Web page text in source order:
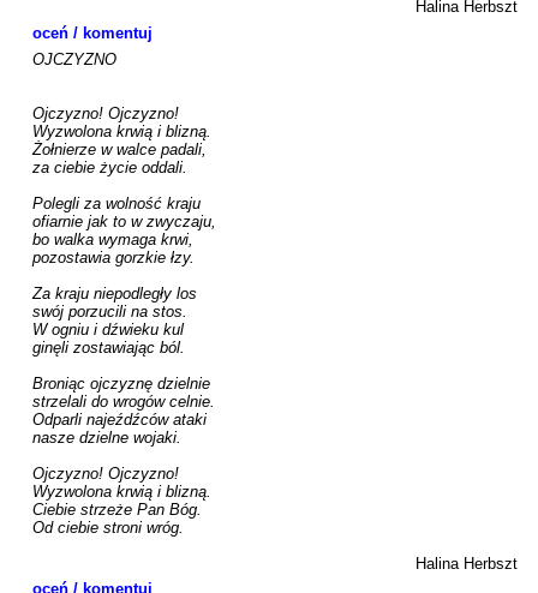
Halina Herbszt
oceń / komentuj
OJCZYZNO
Ojczyzno! Ojczyzno!
Wyzwolona krwią i blizną.
Żołnierze w walce padali,
za ciebie życie oddali.
Polegli za wolność kraju
ofiarnie jak to w zwyczaju,
bo walka wymaga krwi,
pozostawia gorzkie łzy.
Za kraju niepodległy los
swój porzucili na stos.
W ogniu i dźwieku kul
ginęli zostawiając ból.
Broniąc ojczyznę dzielnie
strzelali do wrogów celnie.
Odparli najeźdźców ataki
nasze dzielne wojaki.
Ojczyzno! Ojczyzno!
Wyzwolona krwią i blizną.
Ciebie strzeże Pan Bóg.
Od ciebie stroni wróg.
Halina Herbszt
oceń / komentuj